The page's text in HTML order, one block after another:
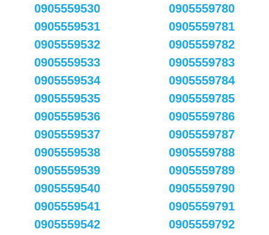
0905559530
0905559531
0905559532
0905559533
0905559534
0905559535
0905559536
0905559537
0905559538
0905559539
0905559540
0905559541
0905559542
0905559780
0905559781
0905559782
0905559783
0905559784
0905559785
0905559786
0905559787
0905559788
0905559789
0905559790
0905559791
0905559792